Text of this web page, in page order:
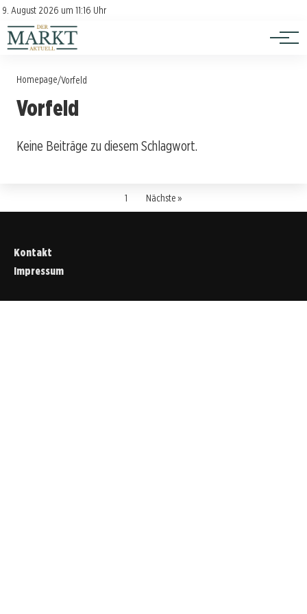
9. August 2026 um 11:16 Uhr
Kontakt
Impressum
Investition
Verbraucherschutz
Homepage/Vorfeld
Vorfeld
Keine Beiträge zu diesem Schlagwort.
1 Nächste »
Kontakt
Impressum